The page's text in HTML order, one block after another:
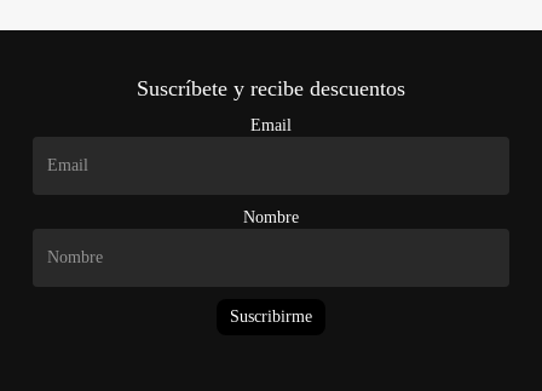
Suscríbete y recibe descuentos
Email
Nombre
Suscribirme